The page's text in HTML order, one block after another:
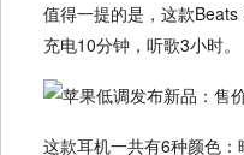
值得一提的是，这款
充电10分钟，听歌3小时。
这款耳机一共有6种颜色